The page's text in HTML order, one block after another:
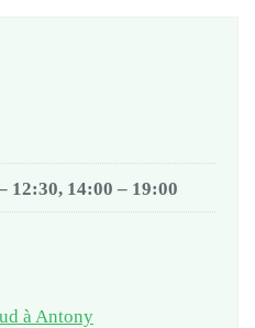
12:30, 14:00 – 19:00
à Antony